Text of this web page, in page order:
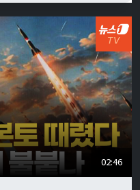
02:46